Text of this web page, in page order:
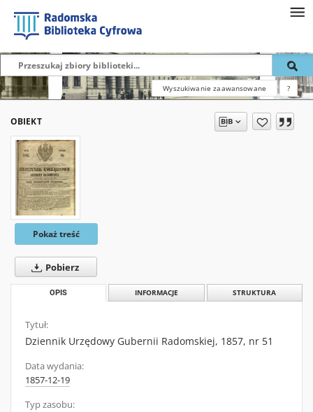
Wyszukiwanie zaawansowane ?
OBIEKT
Pokaż treść
Pobierz
OPIS INFORMACJE STRUKTURA
Tytuł:
Dziennik Urzędowy Gubernii Radomskiej, 1857, nr 51
Data wydania:
1857-12-19
Typ zasobu: